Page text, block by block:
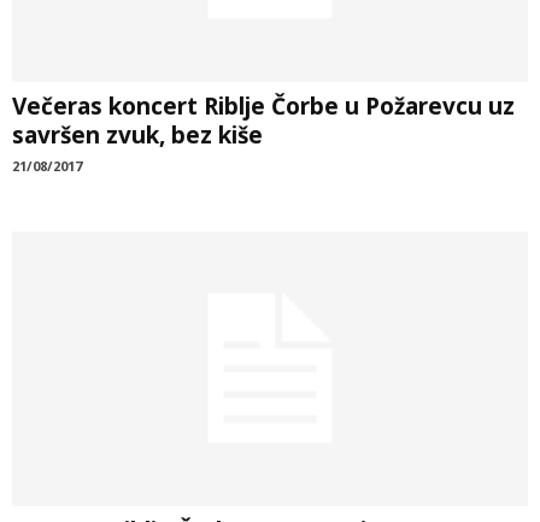
Večeras koncert Riblje Čorbe u Požarevcu uz
savršen zvuk, bez kiše
21/08/2017